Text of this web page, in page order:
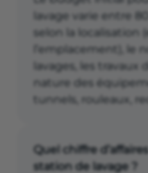
lavage varie entre
selon la localisation
l’emplacement), le
lavages, les travaux
nature des
tunnels, rouleaux,
Quel chiffre
station de lavage ?